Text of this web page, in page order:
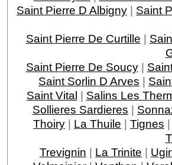
Saint Pierre D Albigny | Saint
Saint Pierre De Curtille |
Saint Pierre De Soucy|
Saint Sorlin D Arves |
Saint Vital | Salins Les
Sollieres Sardieres |
Thoiry | La Thuile | Tignes |
Trevignin | La Trinite |